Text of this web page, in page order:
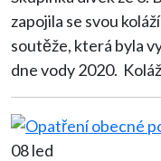
zapojila se svou
soutěže, která byla
dne vody 2020.
08 led